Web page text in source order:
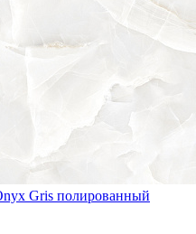
Gris полированный